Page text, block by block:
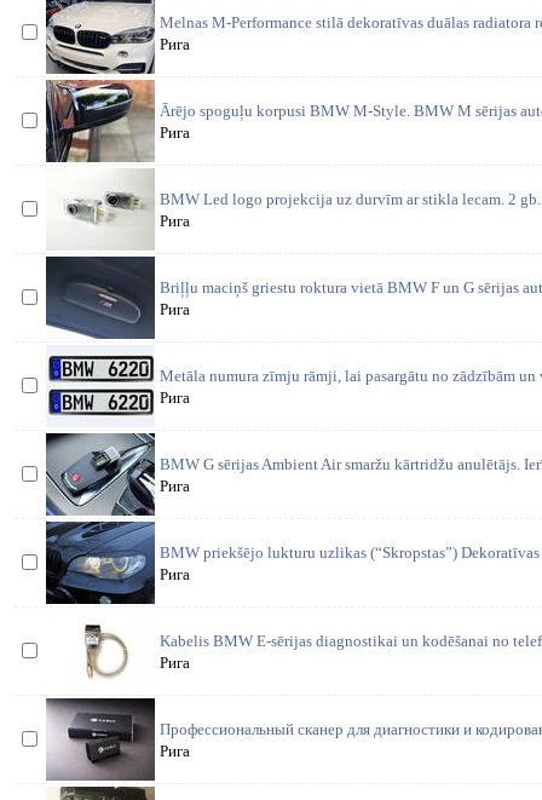
Melnas M-Performance stilā dekoratīvas duālas radiatora
Рига
Ārējo spoguļu korpusi BMW M-Style. BMW M sērijas
Рига
BMW Led logo projekcija uz durvīm ar stikla lecam. 2
Рига
Briļļu maciņš griestu roktura vietā BMW F un G sērijas
Рига
Metāla numura zīmju rāmji, lai pasargātu no zādzībām
Рига
BMW G sērijas Ambient Air smaržu kārtridžu anulētājs.
Рига
BMW priekšējo lukturu uzlikas (“Skropstas”)
Рига
Kabelis BMW E-sērijas diagnostikai un kodēšanai no
Рига
Профессиональный сканер для диагностики и
Рига